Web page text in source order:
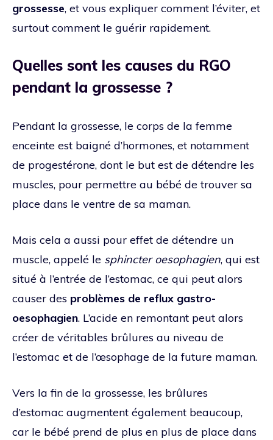
grossesse, et vous expliquer comment l’éviter, et
surtout comment le guérir rapidement.
Quelles sont les causes du RGO
pendant la grossesse ?
Pendant la grossesse, le corps de la femme
enceinte est baigné d’hormones, et notamment
de progestérone, dont le but est de détendre les
muscles, pour permettre au bébé de trouver sa
place dans le ventre de sa maman.
Mais cela a aussi pour effet de détendre un
muscle, appelé le sphincter oesophagien, qui est
situé à l’entrée de l’estomac, ce qui peut alors
causer des problèmes de reflux gastro-
oesophagien. L’acide en remontant peut alors
créer de véritables brûlures au niveau de
l’estomac et de l’œsophage de la future maman.
Vers la fin de la grossesse, les brûlures
d’estomac augmentent également beaucoup,
car le bébé prend de plus en plus de place dans